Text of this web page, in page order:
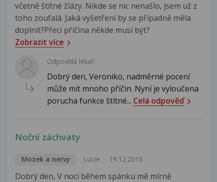
včetně štítné žlázy. Nikde se nic nenašlo, jsem už z
toho zoufalá. Jaká vyšetření by se případně měla
doplnit?Přeci příčina někde musí být?
Zobrazit více
Odpovídá lékař:
Dobrý den, Veroniko, nadměrné pocení
může mít mnoho příčin. Nyní je vyloučena
porucha funkce štítné... Celá odpověď
Noční záchvaty
Mozek a nervy Lucie 19.12.2016
Dobrý den, V noci během spánku mě mírně